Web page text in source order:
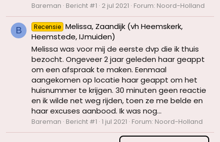
Bareman Bericht #1 2 jul 2021 Forum: Noord-Holland
B Recensie Melissa, Zaandijk (vh Heemskerk,
Heemstede, IJmuiden)
Melissa was voor mij de eerste dvp die ik thuis
bezocht. Ongeveer 2 jaar geleden haar geappt
om een afspraak te maken. Eenmaal
aangekomen op locatie haar geappt om het
huisnummer te krijgen. 30 minuten geen reactie
en ik wilde net weg rijden, toen ze me belde en
haar excuses aanbood. Ik was nog...
Bareman Bericht #1 1 jul 2021 Forum: Noord-Holland